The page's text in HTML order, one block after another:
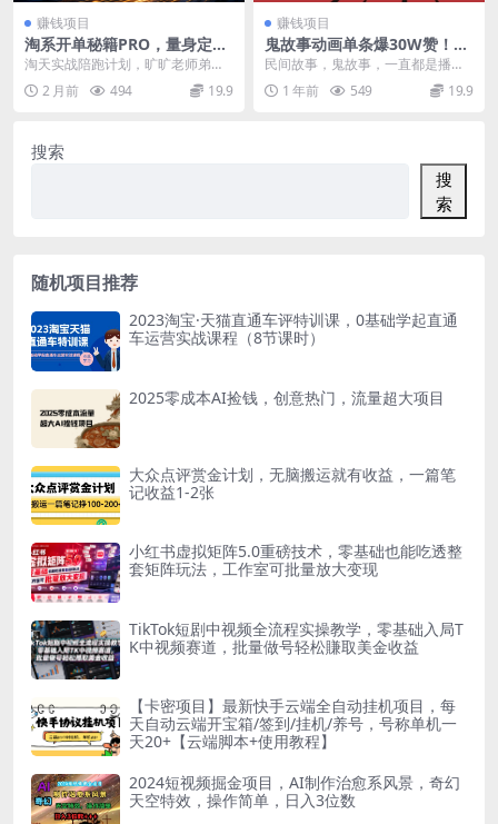
赚钱项目
淘系开单秘籍PRO，量身定制
淘天实战陪跑计划，告别做店
迷茫、快速突破运营瓶颈期
（2026年6月11）
淘天实战陪跑计划，旷旷老师弟子
实操课！！落地的爆单计划 6月11
日更新：[26....
2 月前 494 19.9
赚钱项目
鬼故事动画单条爆30W赞！从
0到1起号教程 日收益稳定100
0+
民间故事，鬼故事，一直都是播放
量很高的一种素材，好奇心严重
啊。害怕又想看，想看又...
1 年前 549 19.9
搜索
搜
索
随机项目推荐
2023淘宝·天猫直通车评特训课，0基础学起直通
车运营实战课程（8节课时）
2025零成本AI捡钱，创意热门，流量超大项目
大众点评赏金计划，无脑搬运就有收益，一篇笔
记收益1-2张
小红书虚拟矩阵5.0重磅技术，零基础也能吃透整
套矩阵玩法，工作室可批量放大变现
TikTok短剧中视频全流程实操教学，零基础入局T
K中视频赛道，批量做号轻松賺取美金收益
【卡密项目】最新快手云端全自动挂机项目，每
天自动云端开宝箱/签到/挂机/养号，号称单机一
天20+【云端脚本+使用教程】
2024短视频掘金项目，AI制作治愈系风景，奇幻
天空特效，操作简单，日入3位数